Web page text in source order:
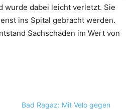
wurde dabei leicht verletzt. Sie
ins Spital gebracht werden.
Sachschaden im Wert von
Bad Ragaz: Mit Velo gegen